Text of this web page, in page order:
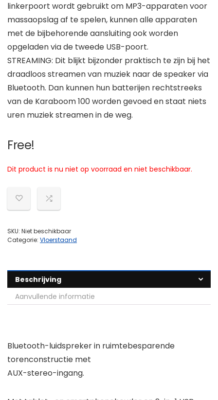
linkerpoort wordt gebruikt om MP3-apparaten voor
massaopslag af te spelen, kunnen alle apparaten
met de bijbehorende aansluiting ook worden
opgeladen via de tweede USB-poort.
STREAMING: Dit blijkt bijzonder praktisch te zijn bij het
draadloos streamen van muziek naar de speaker via
Bluetooth. Dan kunnen hun batterijen rechtstreeks
van de Karaboom 100 worden gevoed en staat niets
uren muziek streamen in de weg.
Free!
Dit product is nu niet op voorraad en niet beschikbaar.
SKU: Niet beschikbaar
Categorie: Vloerstaand
Beschrijving
Aanvullende informatie
Bluetooth-luidspreker in ruimtebesparende
torenconstructie met
AUX-stereo-ingang.